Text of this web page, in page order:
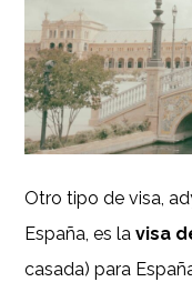
Otro tipo de visa,
España, es lavisa
casada) para